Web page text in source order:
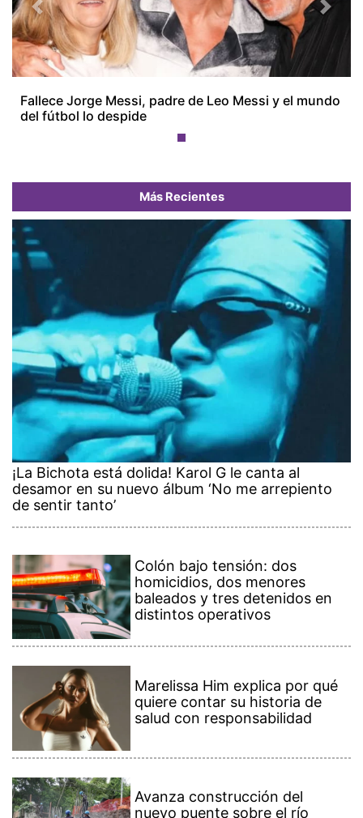
Fallece Jorge Messi, padre de Leo Messi y el mundo
del fútbol lo despide
Previous Next
Más Recientes
¡La Bichota está dolida! Karol G le canta al
desamor en su nuevo álbum ‘No me arrepiento
de sentir tanto’
Colón bajo tensión: dos
homicidios, dos menores
baleados y tres detenidos en
distintos operativos
Marelissa Him explica por qué
quiere contar su historia de
salud con responsabilidad
Avanza construcción del
nuevo puente sobre el río